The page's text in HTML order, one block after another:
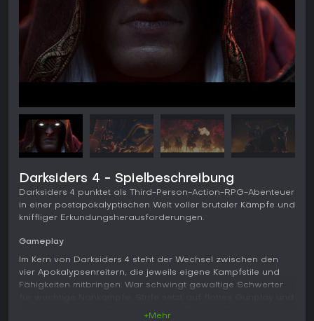
Darksiders 4 - Spielbeschreibung
Darksiders 4 punktet als Third-Person-Action-RPG-Abenteuer
in einer postapokalyptischen Welt voller brutaler Kämpfe und
kniffliger Erkundungsherausforderungen.
Gameplay
Im Kern von Darksiders 4 steht der Wechsel zwischen den
vier Apokalypsenreitern, die jeweils eigene Kampfstile und
Fähigkeiten mitbringen. War schwingt gewaltige Schwerter
+Mehr